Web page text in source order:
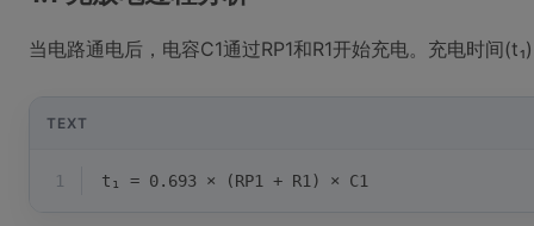
当电路通电后，电容C1通过RP1和R1开始充电。充电时间
TEXT
1 t₁ = 0.693 × (RP1 + R1) × C1